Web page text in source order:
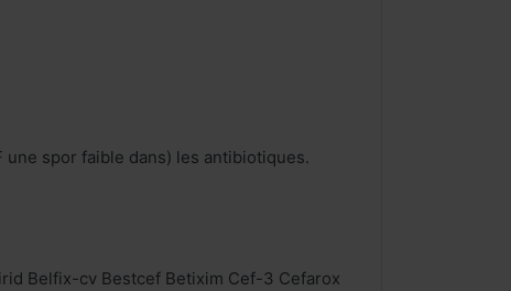
spor faible dans) les antibiotiques.
Belfix-cv Bestcef Betixim Cef-3 Cefarox